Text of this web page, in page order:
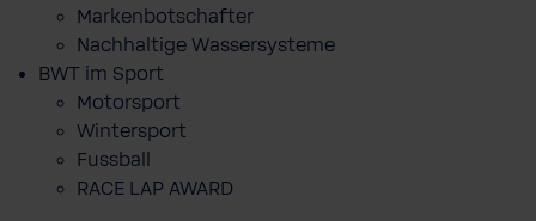
Markenbotschafter
Nachhaltige Wassersysteme
BWT im Sport
Motorsport
Wintersport
Fussball
RACE LAP AWARD